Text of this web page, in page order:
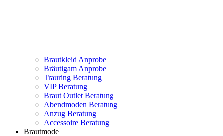
Brautkleid Anprobe
Bräutigam Anprobe
Trauring Beratung
VIP Beratung
Braut Outlet Beratung
Abendmoden Beratung
Anzug Beratung
Accessoire Beratung
Brautmode